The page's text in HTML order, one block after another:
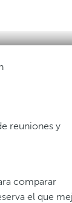
reuniones y
comparar
el que